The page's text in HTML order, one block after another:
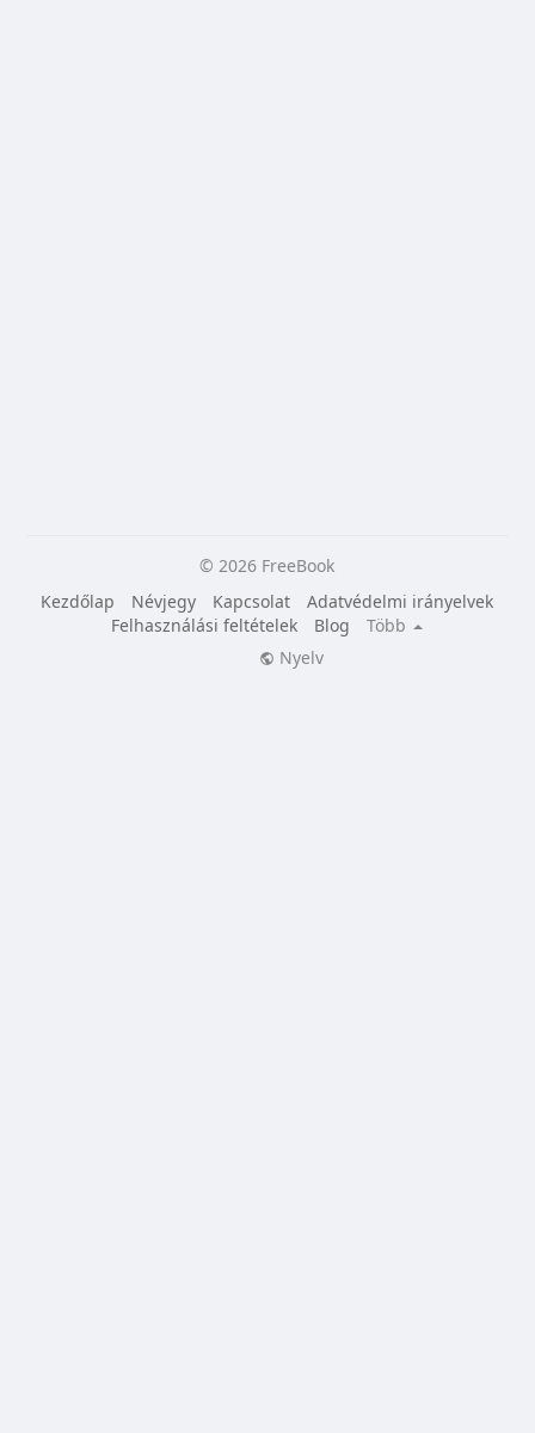
© 2026 FreeBook
Kezdőlap
Névjegy Kapcsolat
Adatvédelmi irányelvek
Felhasználási feltételek
Blog
Több
Nyelv